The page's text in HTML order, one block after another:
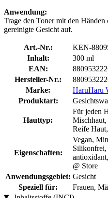
Anwendung:
Trage den Toner mit den
gereinigte Gesicht auf.
Art.-Nr.:
KEN-
Inhalt:
300 ml
EAN:
Hersteller-Nr.:
Marke:
HaruHaru
Produktart:
Hauttyp:
Für jeden
Reife
Eigenschaften:
Vegan,
Silikonfrei,
@ Store
Anwendungsgebiet: Gesicht
Speziell für:
Frauen,